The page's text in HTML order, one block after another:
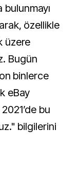
özellikle
üzere
Bugün
on binlerce
eBay
bu
bilgilerini